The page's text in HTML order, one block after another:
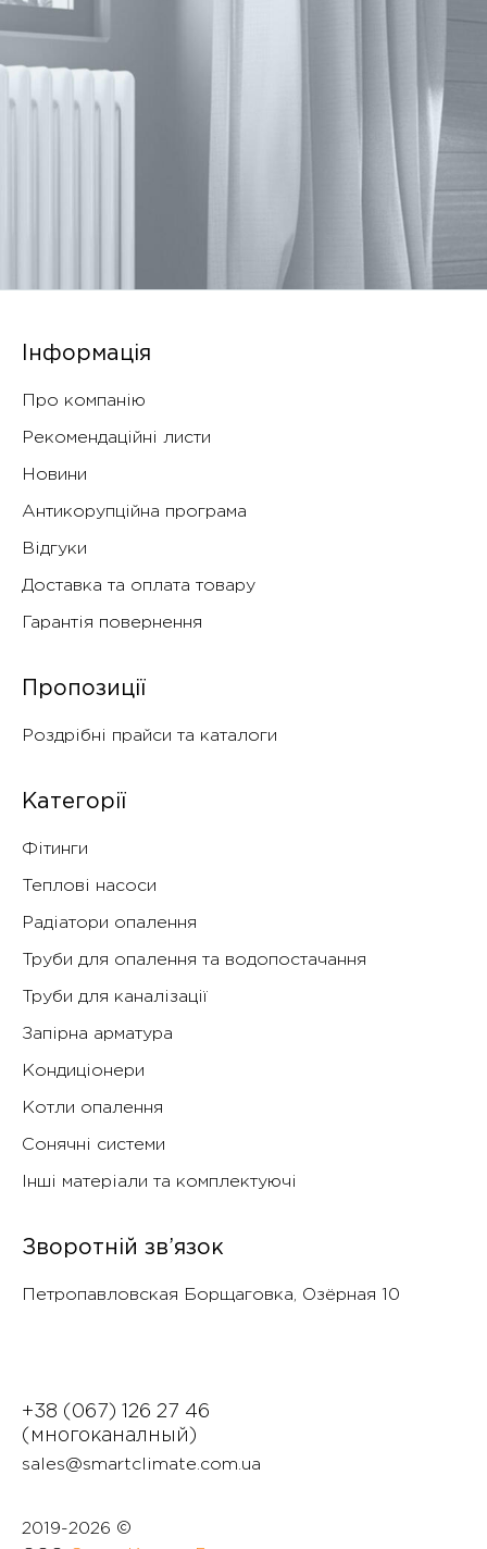
Інформація
Про компанію
Рекомендаційні листи
Новини
Антикорупційна програма
Відгуки
Доставка та оплата товару
Гарантія повернення
Пропозиції
Роздрібні прайси та каталоги
Категорії
Фітинги
Теплові насоси
Радіатори опалення
Труби для опалення та водопостачання
Труби для каналізації
Запірна арматура
Кондиціонери
Котли опалення
Сонячні системи
Інші матеріали та комплектуючі
Зворотній зв’язок
Петропавловская Борщаговка, Озëрная 10
+38 (067) 126 27 46
(многоканалный)
sales@smartclimate.com.ua
2019-2026 ©